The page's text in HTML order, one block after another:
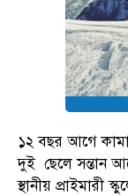
১২ বছর আগে
দুই ছেলে সন্তান
স্থানীয় প্রাইমারী